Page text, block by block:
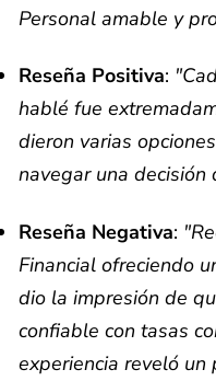
Personal amable y
Reseña Positiva:
hablé fue
dieron varias
navegar una decisión
Reseña Negativa:
Financial ofreciendo
dio la impresión de
confiable con tasas
experiencia reveló